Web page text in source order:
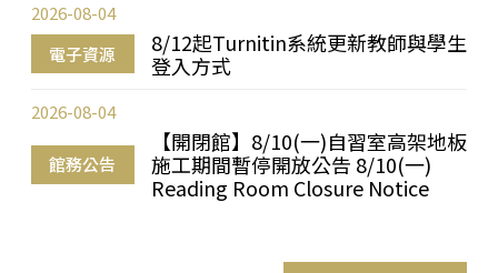
電子資源
8/12起Turnitin系統更新教師與學生
登入方式
2026-08-04
館務公告
【開閉館】8/10(一)自習室高架地板
施工期間暫停開放公告 8/10(一)
Reading Room Closure Notice
2026-08-04